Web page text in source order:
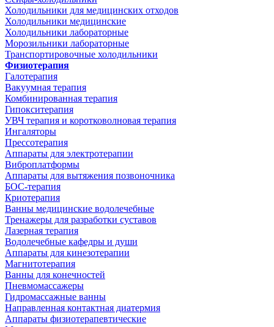
Холодильники для медицинских отходов
Холодильники медицинские
Холодильники лабораторные
Морозильники лабораторные
Транспортировочные холодильники
Физиотерапия
Галотерапия
Вакуумная терапия
Комбинированная терапия
Гипокситерапия
УВЧ терапия и коротковолновая терапия
Ингаляторы
Прессотерапия
Аппараты для электротерапии
Виброплатформы
Аппараты для вытяжения позвоночника
БОС-терапия
Криотерапия
Ванны медицинские водолечебные
Тренажеры для разработки суставов
Лазерная терапия
Водолечебные кафедры и души
Аппараты для кинезотерапии
Магнитотерапия
Ванны для конечностей
Пневмомассажеры
Гидромассажные ванны
Направленная контактная диатермия
Аппараты физиотерапевтические